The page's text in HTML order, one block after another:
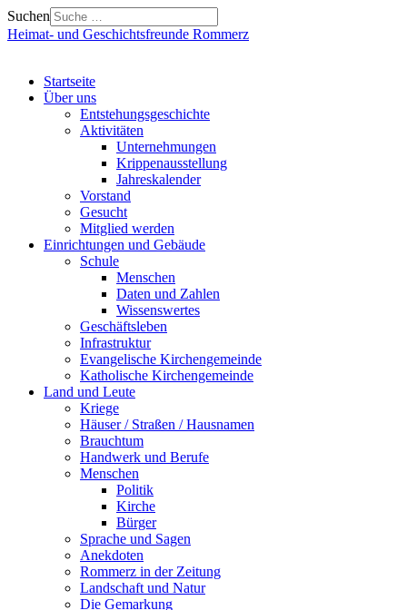
Suchen
Heimat- und Geschichtsfreunde Rommerz
Startseite
Über uns
Entstehungsgeschichte
Aktivitäten
Unternehmungen
Krippenausstellung
Jahreskalender
Vorstand
Gesucht
Mitglied werden
Einrichtungen und Gebäude
Schule
Menschen
Daten und Zahlen
Wissenswertes
Geschäftsleben
Infrastruktur
Evangelische Kirchengemeinde
Katholische Kirchengemeinde
Land und Leute
Kriege
Häuser / Straßen / Hausnamen
Brauchtum
Handwerk und Berufe
Menschen
Politik
Kirche
Bürger
Sprache und Sagen
Anekdoten
Rommerz in der Zeitung
Landschaft und Natur
Die Gemarkung